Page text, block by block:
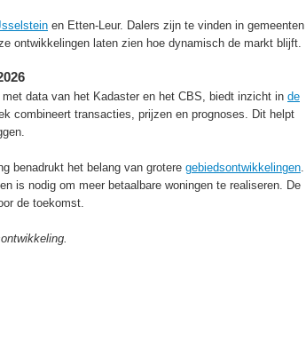
en Etten-Leur. Dalers zijn te vinden in gemeenten
ontwikkelingen laten zien hoe dynamisch de markt blijft.
data van het Kadaster en het CBS, biedt inzicht in de
combineert transacties, prijzen en prognoses. Dit helpt
benadrukt het belang van grotere gebiedsontwikkelingen
is nodig om meer betaalbare woningen te realiseren. De
de toekomst.